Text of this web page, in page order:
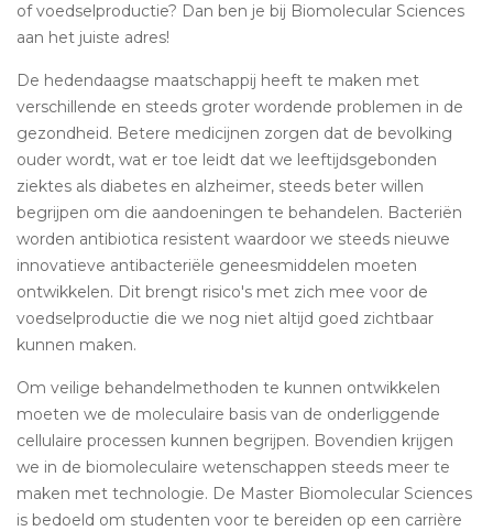
of voedselproductie? Dan ben je bij Biomolecular Sciences
aan het juiste adres!
De hedendaagse maatschappij heeft te maken met
verschillende en steeds groter wordende problemen in de
gezondheid. Betere medicijnen zorgen dat de bevolking
ouder wordt, wat er toe leidt dat we leeftijdsgebonden
ziektes als diabetes en alzheimer, steeds beter willen
begrijpen om die aandoeningen te behandelen. Bacteriën
worden antibiotica resistent waardoor we steeds nieuwe
innovatieve antibacteriële geneesmiddelen moeten
ontwikkelen. Dit brengt risico's met zich mee voor de
voedselproductie die we nog niet altijd goed zichtbaar
kunnen maken.
Om veilige behandelmethoden te kunnen ontwikkelen
moeten we de moleculaire basis van de onderliggende
cellulaire processen kunnen begrijpen. Bovendien krijgen
we in de biomoleculaire wetenschappen steeds meer te
maken met technologie. De Master Biomolecular Sciences
is bedoeld om studenten voor te bereiden op een carrière